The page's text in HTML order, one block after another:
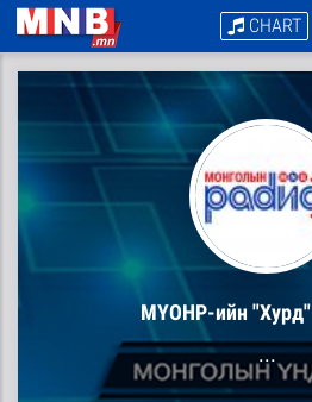
CHART
МҮОНР-ийн "Хурд"
...